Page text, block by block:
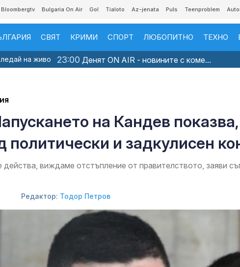
Bloombergtv Bulgaria On Air Gol Tialoto Az-jenata Puls Teenproblem
СВЯТ КРИМИ СПОРТ ЛЮБОПИТНО ТЕХНО
на живо 23:00 Денят ON AIR - новините с коме...
на Кандев
политически и задкулисен
действа, виждаме отстъпление от правителството, заяви
Редактор: Тодор Петров